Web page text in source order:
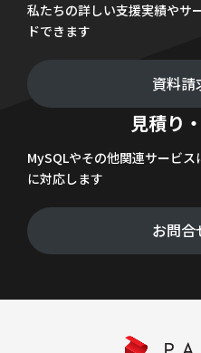
私たちの詳しい支援実績やサ
ドできます
資料請
見積り
MySQLやその他関連サービ
に対応します
お問合